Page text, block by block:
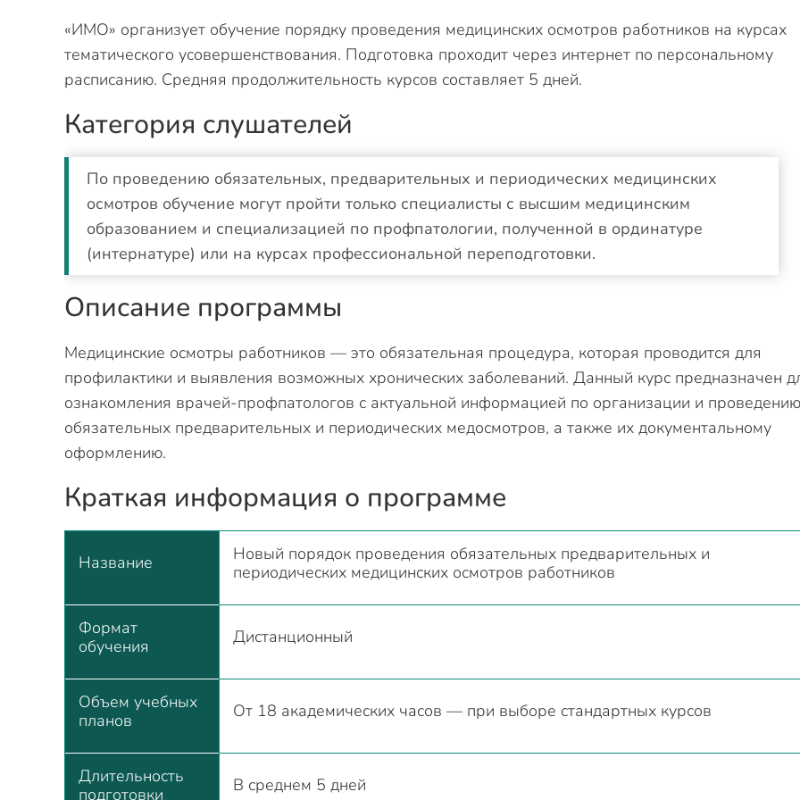
«ИМО» организует обучение порядку проведения медицинских осмотров работников на курсах
тематического усовершенствования. Подготовка проходит через интернет по персональному
расписанию. Средняя продолжительность курсов составляет 5 дней.
Категория слушателей
По проведению обязательных, предварительных и периодических медицинских
осмотров обучение могут пройти только специалисты с высшим медицинским
образованием и специализацией по профпатологии, полученной в ординатуре
(интернатуре) или на курсах профессиональной переподготовки.
Описание программы
Медицинские осмотры работников — это обязательная процедура, которая проводится для
профилактики и выявления возможных хронических заболеваний. Данный курс предназначен
ознакомления врачей-профпатологов с актуальной информацией по организации и проведению
обязательных предварительных и периодических медосмотров, а также их документальному
оформлению.
Краткая информация о программе
Название
Новый порядок проведения обязательных предварительных и
периодических медицинских осмотров работников
Формат
обучения
Дистанционный
Объем учебных
планов
От 18 академических часов — при выборе стандартных курсов
Длительность
подготовки
В среднем 5 дней